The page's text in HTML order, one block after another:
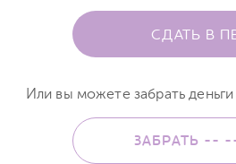
СДАТЬ В
Или вы можете забрать
ЗАБРАТЬ --